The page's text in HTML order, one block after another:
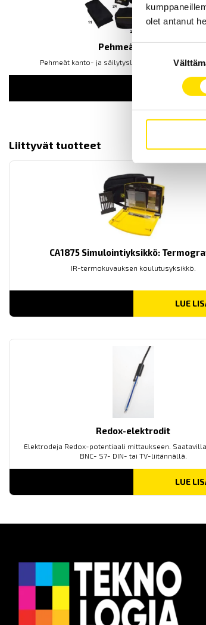
olet antanut
Suostumuksen
valinta
Pehmeät laukut
Pehmeät kanto- ja säilytyslaukut kaikille
LUE
Liittyvät tuotteet
CA1875 Simulointiyksikkö:
IR-termokuvauksen koulutusyksikkö.
LUE
Redox-elektrodit
Elektrodeja Redox-potentiaali mittaukseen.
BNC- S7- DIN- tai TV-liitännällä.
LUE